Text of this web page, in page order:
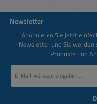
Newsletter
Abonnieren Sie jetzt
Newsletter und Sie werden
Produkte und
Mail-